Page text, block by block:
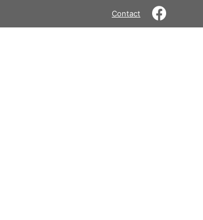
Contact